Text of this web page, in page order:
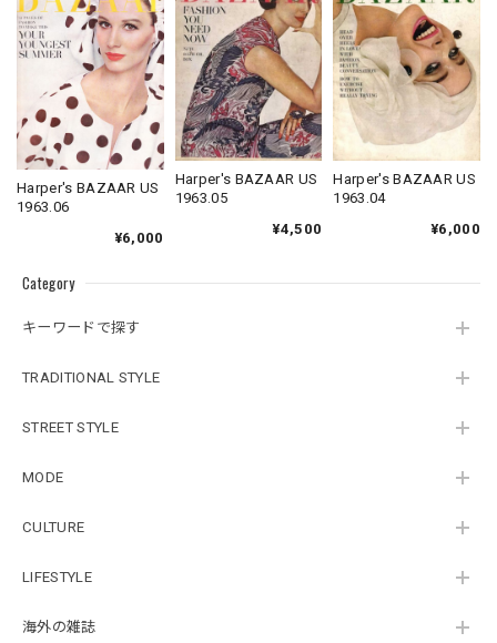
Category
キーワードで探す
TRADITIONAL STYLE
STREET STYLE
MODE
CULTURE
LIFESTYLE
海外の雑誌
Harper's BAZAAR US
1963.06
¥6,000
Harper's BAZAAR US
1963.05
¥4,500
Harper's BAZAAR US
1963.04
¥6,000